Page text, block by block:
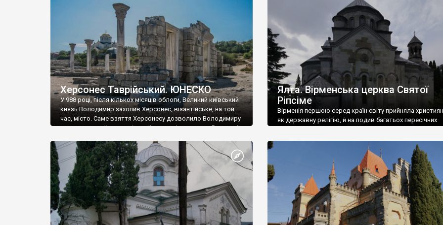
візантійської доби. Раритети викрадені з фондів об’єкту
культурної спадщини ЮНЕСКО «Херсонеса Таврійського».
Офіційно – на виставку «Золото Візантії», але експерти та
влада в Україні вважають це лише […]
називаються «повстяками» (postaki)…” “Вино. Крим
виробляє відмінне вино і його вдосталь: воно все
легке біле і дуже […]
Херсонес Таврійський. ЮНЕСКО
У 988 році, після кількох місяців облоги, Великий київський
князь Володимир захопив Херсонес, візантійське, на той
час, місто. Саме взяття Херсонесу дозволило Володимиру
диктувати свої умови візантійському імператору Василю ІІ,
Херсонесі Володимир-язичник, став Василем-
християнином. А потім було Хрещення Русі. На честь
Херсонесу Таврійського названо місто […]
Ялта. Вірменська церква Святої
Ріпсіме
Вірменія першою серед країн світу прийняла
як державну релігію, й на подив багатьох пересічних